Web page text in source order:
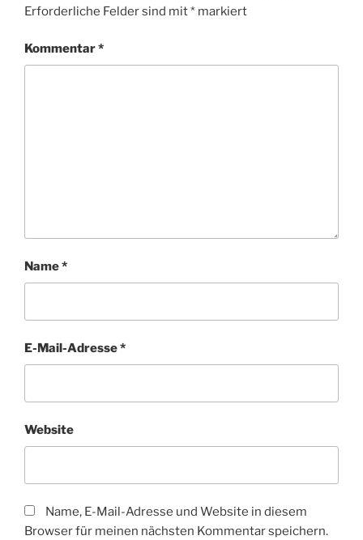
Erforderliche Felder sind mit* markiert
Kommentar*
Name*
E-Mail-Adresse*
Website
Name, E-Mail-Adresse und Website in diesem
Browser für meinen nächsten Kommentar speichern.